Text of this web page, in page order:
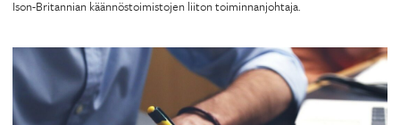
Ison-Britannian käännöstoimistojen liiton toiminnanjohtaja.